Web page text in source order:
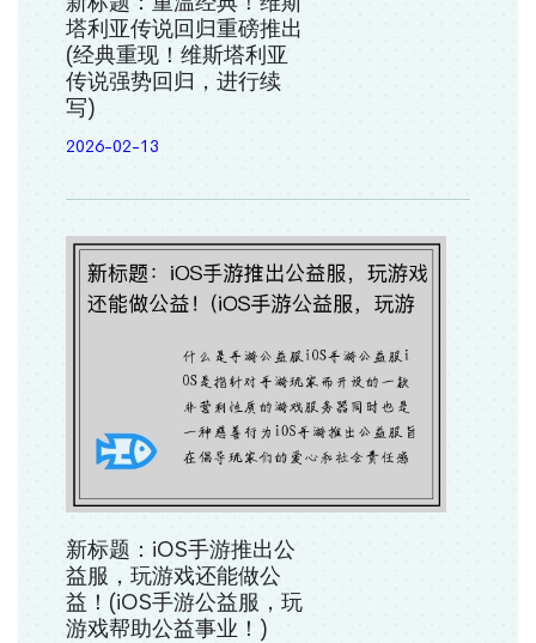
塔利亚传说回归重磅推出
(经典重现！维斯塔利亚
传说强势回归，进行续
写)
2026-02-13
新标题：iOS手游推出公
益服，玩游戏还能做公
益！(iOS手游公益服，玩
游戏帮助公益事业！)